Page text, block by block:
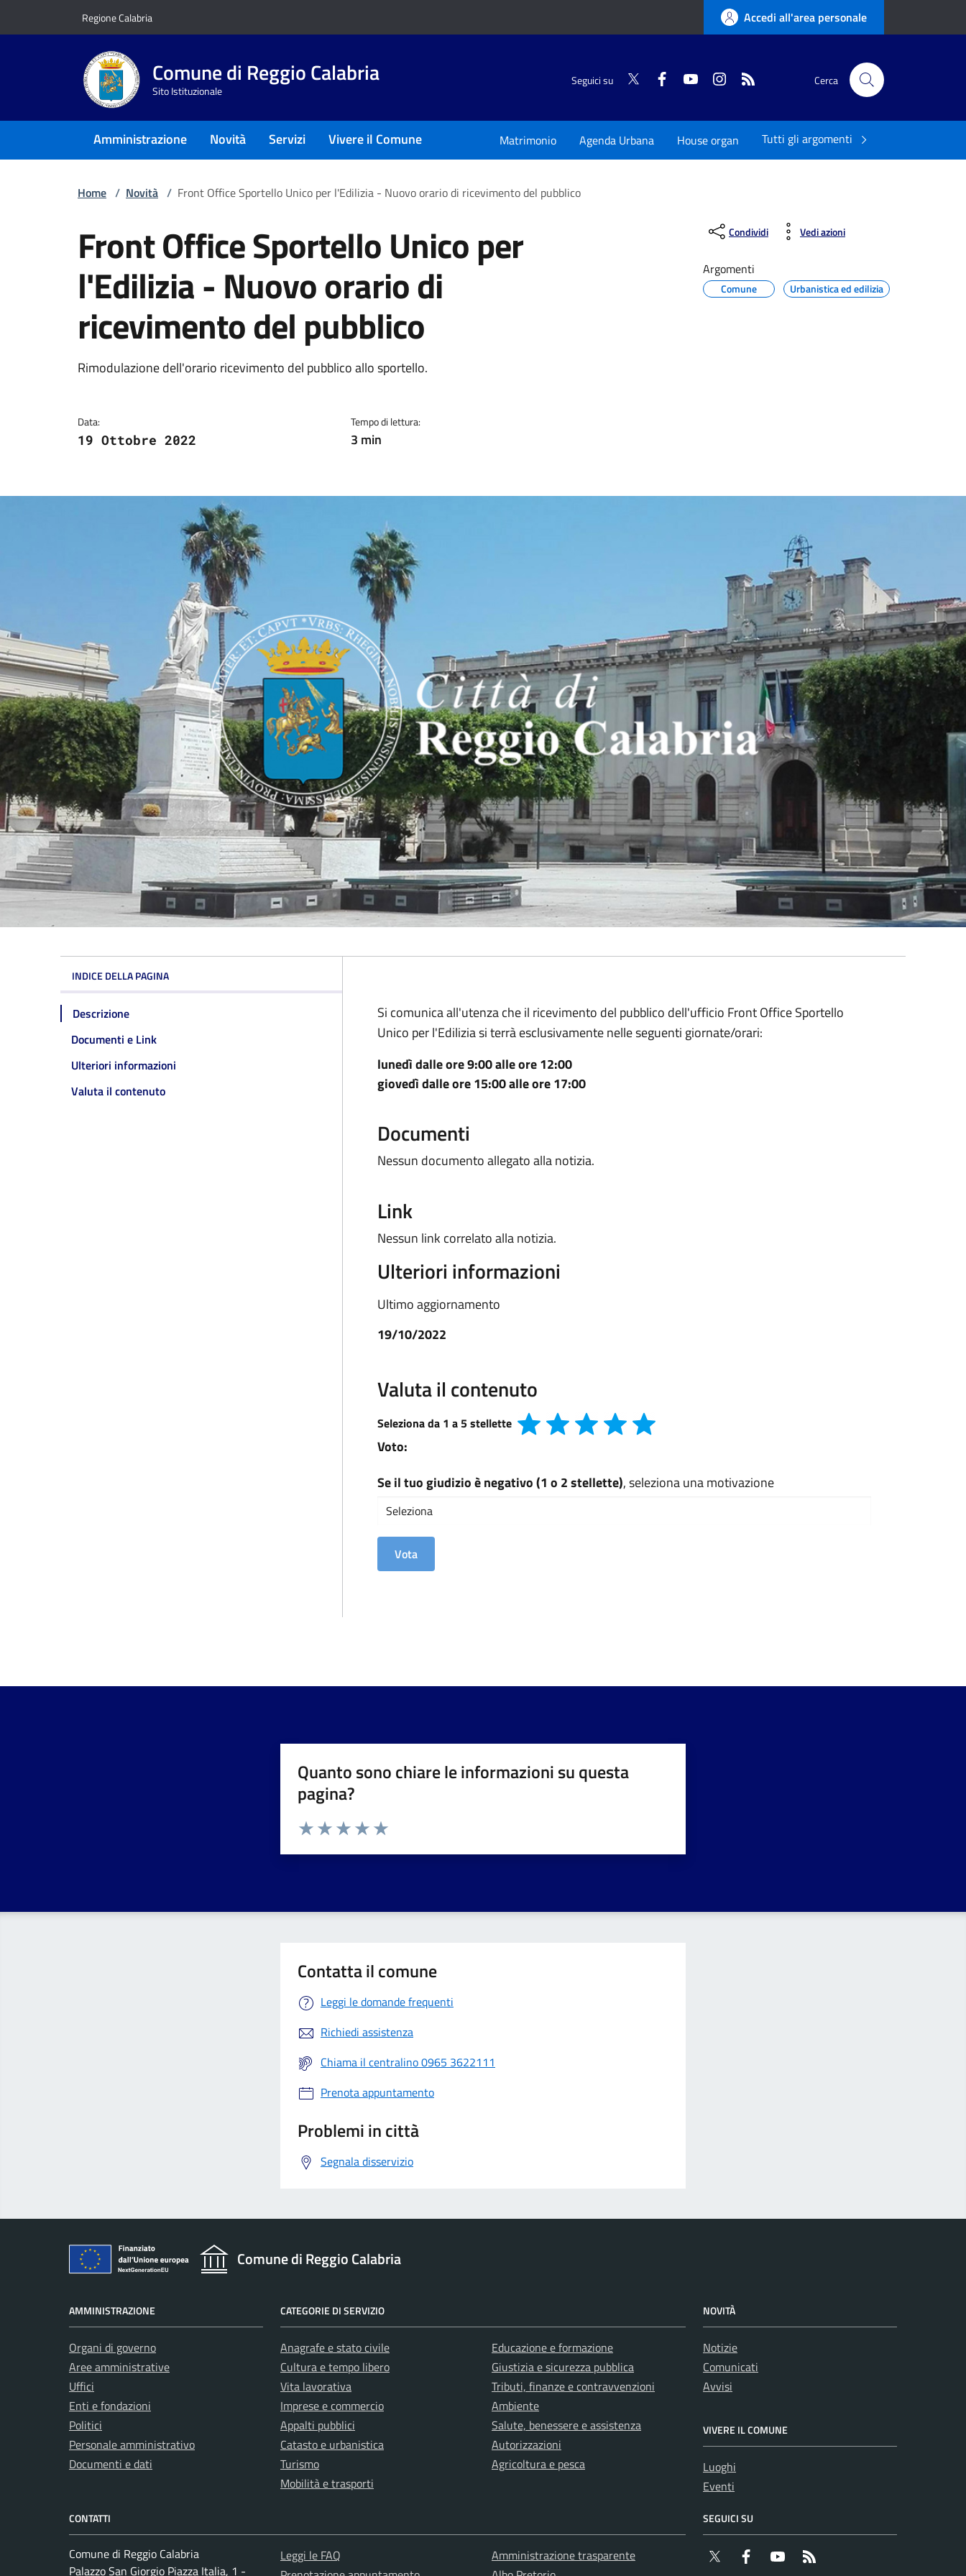
Regione Calabria Accedi all'area personale
Comune di Reggio Calabria
Sito Istituzionale
Seguici su Twitter FacebookYouTubeInstagram Cerca
Amministrazione Novità Servizi Vivere il Comune Matrimonio Agenda Urbana House organ Tutti gli argomenti
Home / Novità / Front Office Sportello Unico per l'Edilizia - Nuovo orario di ricevimento del pubblico
Front Office Sportello Unico per
l'Edilizia - Nuovo orario di
ricevimento del pubblico
Dettagli della notizia
Rimodulazione dell'orario ricevimento del pubblico allo sportello.
Data:
19 Ottobre 2022
Tempo di lettura:
3 min
Condividi Vedi azioni
Argomenti
Comune Urbanistica ed edilizia
INDICE DELLA PAGINA
Descrizione
Documenti e Link
Ulteriori informazioni
Valuta il contenuto
Si comunica all'utenza che il ricevimento del pubblico dell'ufficio Front Office Sportello
Unico per l'Edilizia si terrà esclusivamente nelle seguenti giornate/orari:
lunedì dalle ore 9:00 alle ore 12:00
giovedì dalle ore 15:00 alle ore 17:00
Documenti
Nessun documento allegato alla notizia.
Link
Nessun link correlato alla notizia.
Ulteriori informazioni
Ultimo aggiornamento
19/10/2022
Valuta il contenuto
Seleziona da 1 a 5 stellette
Voto:
Se il tuo giudizio è negativo (1 o 2 stellette), seleziona una motivazione
Quanto sono chiare le informazioni su questa
pagina?
Valuta da 1 a 5 stelle la pagina
Contatta il comune
Leggi le domande frequenti
Richiedi assistenza
Chiama il centralino 0965 3622111
Prenota appuntamento
Problemi in città
Segnala disservizio
Comune di Reggio Calabria
AMMINISTRAZIONE
Organi di governo
Aree amministrative
Uffici
Enti e fondazioni
Politici
Personale amministrativo
Documenti e dati
CATEGORIE DI SERVIZIO
Anagrafe e stato civile
Cultura e tempo libero
Vita lavorativa
Imprese e commercio
Appalti pubblici
Catasto e urbanistica
Turismo
Mobilità e trasporti
Educazione e formazione
Giustizia e sicurezza pubblica
Tributi, finanze e contravvenzioni
Ambiente
Salute, benessere e assistenza
Autorizzazioni
Agricoltura e pesca
NOVITÀ
Notizie
Comunicati
Avvisi
VIVERE IL COMUNE
Luoghi
Eventi
CONTATTI
Comune di Reggio Calabria
Palazzo San Giorgio Piazza Italia, 1 -
Leggi le FAQ
Amministrazione trasparente
SEGUICI SU
Twitter Facebook YouTube